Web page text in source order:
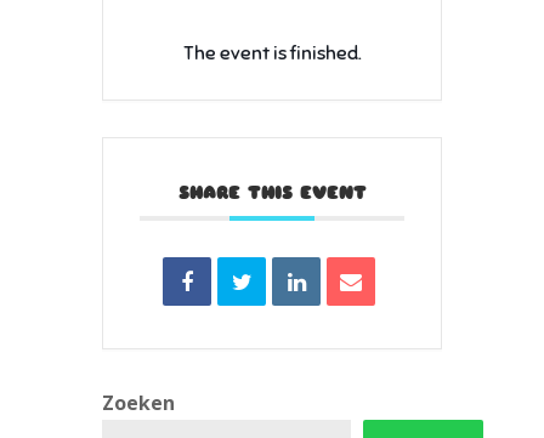
The event is finished.
SHARE THIS EVENT
Zoeken